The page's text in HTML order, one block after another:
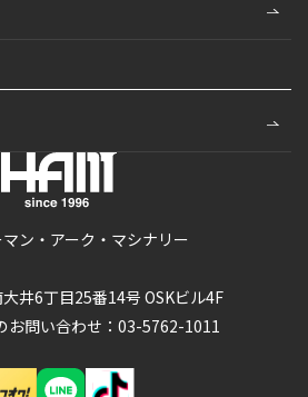
ン・アーク・マシナリー
井6丁目25番14号 OSKビル4F
お問い合わせ：03-5762-1011